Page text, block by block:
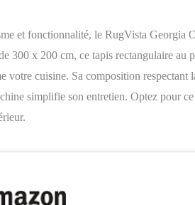
et fonctionnalité, le RugVista Georgia
300 x 200 cm, ce tapis rectangulaire au
votre cuisine. Sa composition respectant
simplifie son entretien. Optez pour